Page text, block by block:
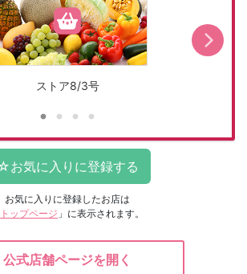
ストア8/3号
お気に入りに登録したお店は
トップページ 」に表示されます。
公式店舗ページを開く